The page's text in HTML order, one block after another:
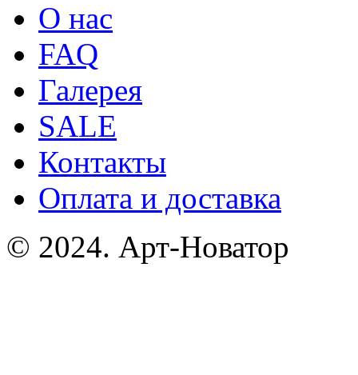
О нас
FAQ
Галерея
SALE
Контакты
Оплата и доставка
© 2024. Арт-Новатор